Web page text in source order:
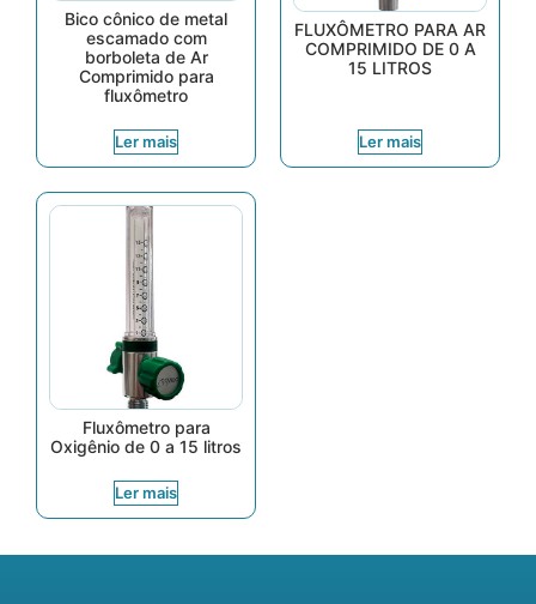
Bico cônico de metal
escamado com
borboleta de Ar
Comprimido para
fluxômetro
Ler mais
FLUXÔMETRO PARA AR
COMPRIMIDO DE 0 A
15 LITROS
Ler mais
Fluxômetro para
Oxigênio de 0 a 15 litros
Ler mais